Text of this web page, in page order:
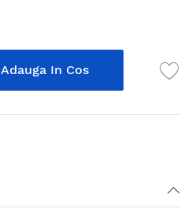
Adauga In Cos